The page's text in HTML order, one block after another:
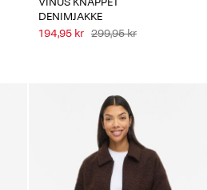
DENIMJAKKE
194,95 kr 299,95 kr